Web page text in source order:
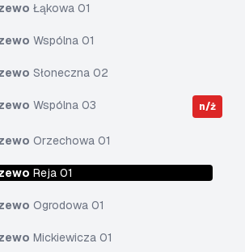
Łąkowa 01
Wspólna 01
Słoneczna 02
Wspólna 03 n/ż
Orzechowa 01
Reja 01
Ogrodowa 01
Mickiewicza 01